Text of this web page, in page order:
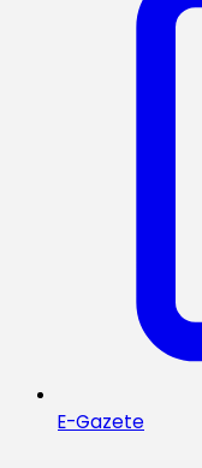
E-Gazete